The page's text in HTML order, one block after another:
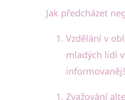
Jak předcházet
Vzdělání v
mladých lidí
Zvažování